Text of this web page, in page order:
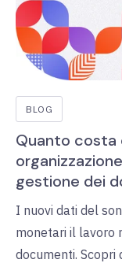
BLOG
Quanto
gestione dei
I nuovi dati del
monetari il lavoro
documenti.